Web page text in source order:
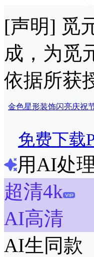
[声明] 觅
成，为觅
依据所获
金色星形装饰闪亮庆祝
免费下载
用AI处
超清4k
AI高清
AI生同款